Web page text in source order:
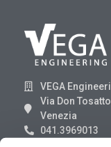
VEGA
Via Don
Venezia
041.3969013